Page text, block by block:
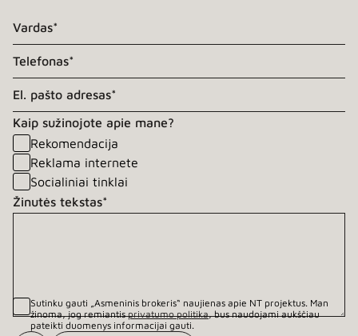
Kaip sužinojote apie mane?
Rekomendacija
Reklama internete
Socialiniai tinklai
Žinutės tekstas*
Sutinku gauti „Asmeninis brokeris“ naujienas apie NT projektus. Man
žinoma, jog remiantisprivatumo politika, bus naudojami aukščiau
pateikti duomenys informacijai gauti.